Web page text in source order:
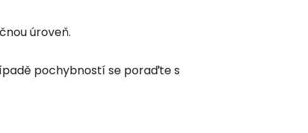
úroveň.
pochybností se poraďte s